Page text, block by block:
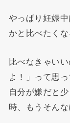
やっぱり妊娠
かと比べたくな
比べなきゃい
よ！」って思
自分が嫌だと
時、もうそん